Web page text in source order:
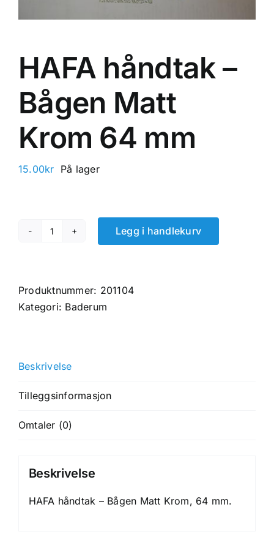
HAFA håndtak –
Bågen Matt
Krom 64 mm
15.00kr På lager
HAFA
Bågen
Matt
antall
Legg i handlekurv
Produktnummer: 201104
Kategori: Baderum
Beskrivelse
Tilleggsinformasjon
Omtaler (0)
Beskrivelse
HAFA håndtak – Bågen Matt Krom, 64 mm.